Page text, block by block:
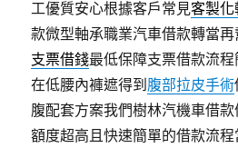
工優質安心根據客戶常見客製
款微型軸承職業汽車借款轉當
支票借錢最低保障支票借款流
在低腰內褲遮得到 腹部拉皮手術
腹配套方案我們樹林汽機車借
額度超高且快速簡單的借款流